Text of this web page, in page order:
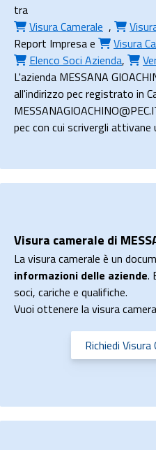
tra
Visura Camerale ,
Report Impresae Visura
Elenco Soci Azienda,
L'azienda MESSANA
all'indirizzo pec registrato in
pec con cui scrivergli
Visura camerale di
La visura camerale è un
informazioni delle aziende.
soci, cariche e qualifiche.
Vuoi ottenere la visura
Richiedi Visura